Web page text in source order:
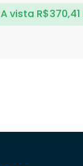
A vista R$370,41